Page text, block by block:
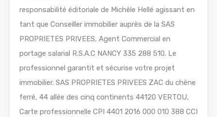
responsabilité éditoriale de Michèle Hellé agissant en
tant que Conseiller immobilier auprès de la SAS
PROPRIETES PRIVEES, Agent Commercial en
portage salarial R.S.A.C NANCY 335 288 510. Le
professionnel garantit et sécurise votre projet
immobilier. SAS PROPRIETES PRIVEES ZAC du chêne
ferré, 44 allée des cinq continents 44120 VERTOU,
Carte professionnelle CPI 4401 2016 000 010 388 CCI